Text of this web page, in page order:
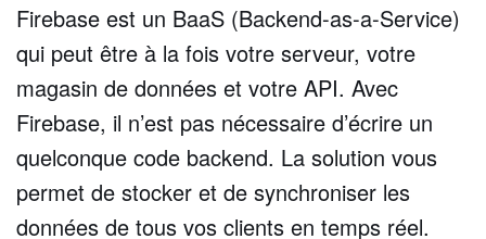
Firebase est un BaaS (Backend-as-a-Service)
qui peut être à la fois votre serveur, votre
magasin de données et votre API. Avec
Firebase, il n’est pas nécessaire d’écrire un
quelconque code backend. La solution vous
permet de stocker et de synchroniser les
données de tous vos clients en temps réel.